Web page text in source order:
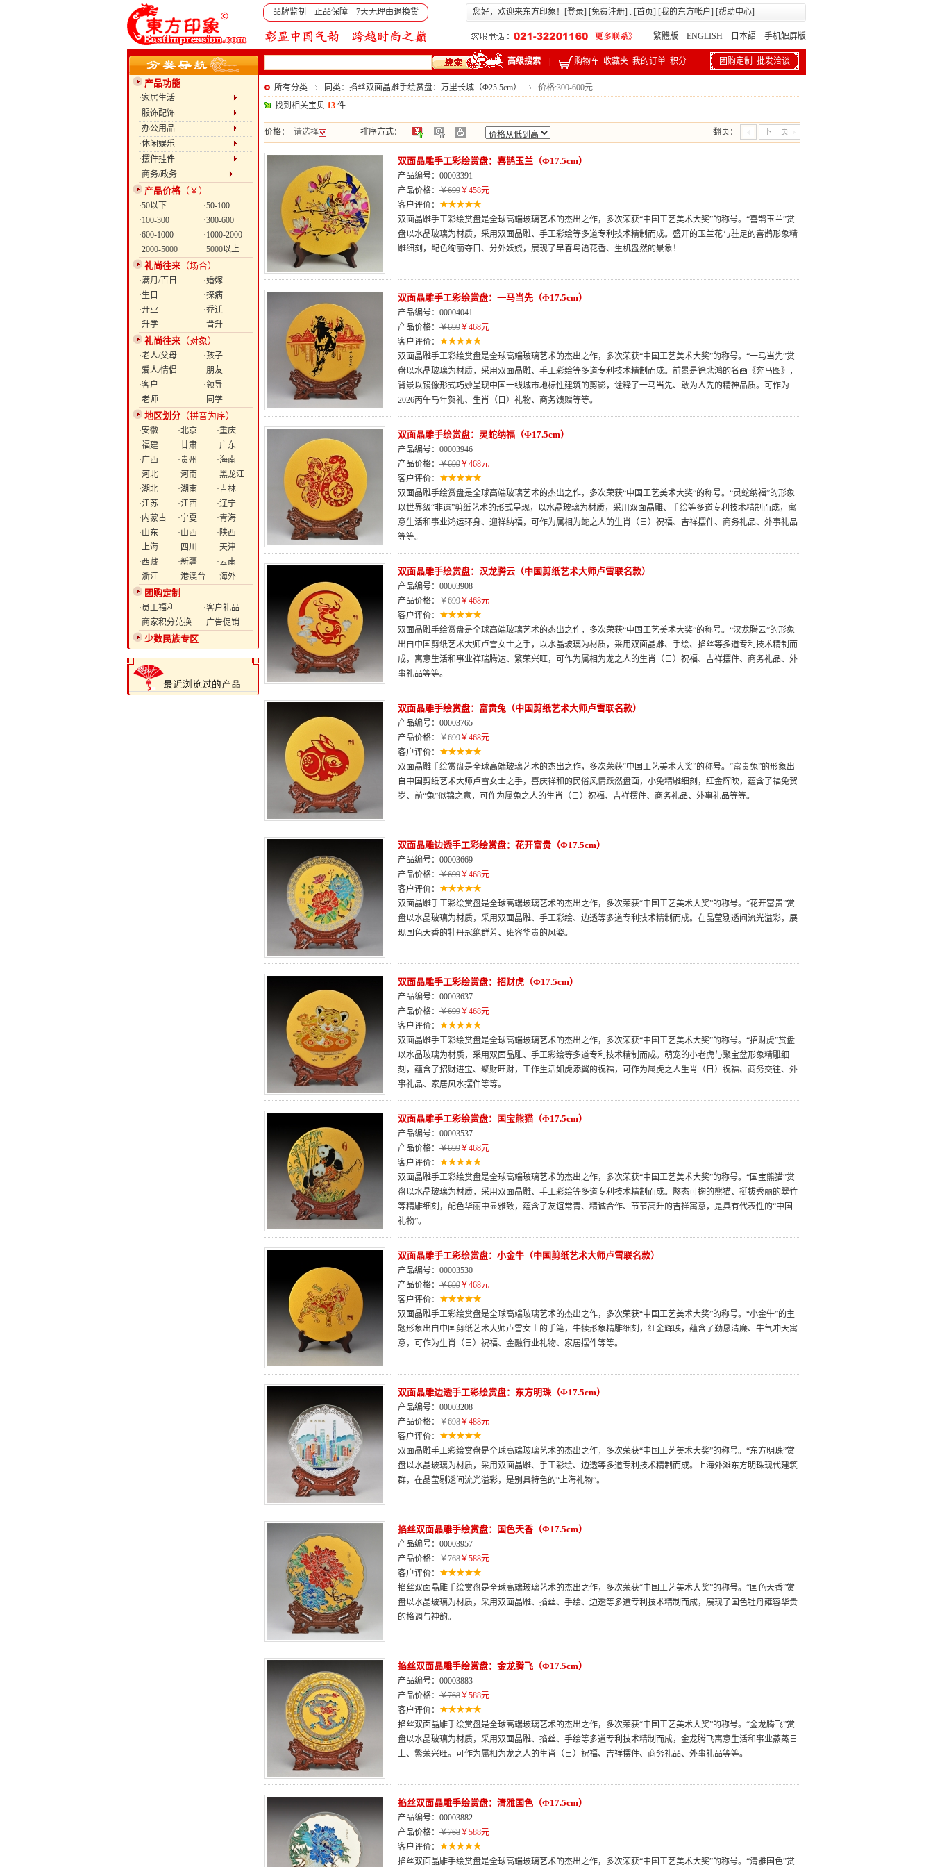
品牌监制 正品保障 7天无理由退换货 您好，欢迎来东方印象！[登录] [免费注册] . [首页] [我的东方帐户] [帮助中心]
繁體版 ENGLISH 日本語 手机触屏版
高级搜索 购物车 收藏夹 我的订单 积分 团购定制 批发洽谈
产品功能
·家居生活
·服饰配饰
·办公用品
·休闲娱乐
·摆件挂件
·商务/政务
产品价格（￥）
·50以下
·50-100
·100-300
·300-600
·600-1000
·1000-2000
·2000-5000
·5000以上
礼尚往来 （场合）
·满月/百日
·婚嫁
·生日
·探病
·开业
·乔迁
·升学
·晋升
礼尚往来 （对象）
·老人/父母
·孩子
·爱人/情侣
·朋友
·客户
·领导
·老师
·同学
地区划分 （拼音为序）
·安徽 ·北京
·重庆
·福建
·甘肃
·广东
·广西
·贵州
·海南
·河北
·河南
·黑龙江
·湖北
·湖南
·吉林
·江苏
·江西
·辽宁
·内蒙古
·宁夏
·青海
·山东
·山西
·陕西
·上海
·四川
·天津
·西藏
·新疆
·云南
·浙江
·港澳台 ·海外
团购定制
·员工福利
·客户礼品
·商家积分兑换
·广告促销
少数民族专区
所有分类 同类：掐丝双面晶雕手绘赏盘：万里长城（Φ25.5cm）
价格:300-600元
找到相关宝贝 13 件
价格： 请选择 排序方式： 翻页： 下一页
双面晶雕手工彩绘赏盘：喜鹊玉兰（Φ17.5cm）
产品编号：00003391
产品价格： ￥699￥458元
客户评价：
双面晶雕手工彩绘赏盘是全球高端玻璃艺术的杰出之作，多次荣获“中国工艺美术大奖”的称号。“喜鹊玉兰”赏
盘以水晶玻璃为材质，采用双面晶雕、手工彩绘等多道专利技术精制而成。盛开的玉兰花与驻足的喜鹊形象精
雕细刻，配色绚丽夺目、分外妖娆，展现了早春鸟语花香、生机盎然的景象！
双面晶雕手工彩绘赏盘：一马当先（Φ17.5cm）
产品编号：00004041
产品价格： ￥699￥468元
客户评价：
双面晶雕手工彩绘赏盘是全球高端玻璃艺术的杰出之作，多次荣获“中国工艺美术大奖”的称号。“一马当先”赏
盘以水晶玻璃为材质，采用双面晶雕、手工彩绘等多道专利技术精制而成。前景是徐悲鸿的名画《奔马图》，
背景以镜像形式巧妙呈现中国一线城市地标性建筑的剪影，诠释了一马当先、敢为人先的精神品质。可作为
2026丙午马年贺礼、生肖（日）礼物、商务馈赠等等。
双面晶雕手绘赏盘：灵蛇纳福（Φ17.5cm）
产品编号：00003946
产品价格： ￥699￥468元
客户评价：
双面晶雕手绘赏盘是全球高端玻璃艺术的杰出之作，多次荣获“中国工艺美术大奖”的称号。“灵蛇纳福”的形象
以世界级“非遗”剪纸艺术的形式呈现，以水晶玻璃为材质，采用双面晶雕、手绘等多道专利技术精制而成，寓
意生活和事业鸿运环身、迎祥纳福，可作为属相为蛇之人的生肖（日）祝福、吉祥摆件、商务礼品、外事礼品
等等。
双面晶雕手绘赏盘：汉龙腾云（中国剪纸艺术大师卢雪联名款）
产品编号：00003908
产品价格： ￥699￥468元
客户评价：
双面晶雕手绘赏盘是全球高端玻璃艺术的杰出之作，多次荣获“中国工艺美术大奖”的称号。“汉龙腾云”的形象
出自中国剪纸艺术大师卢雪女士之手，以水晶玻璃为材质，采用双面晶雕、手绘、掐丝等多道专利技术精制而
成，寓意生活和事业祥瑞腾达、繁荣兴旺，可作为属相为龙之人的生肖（日）祝福、吉祥摆件、商务礼品、外
事礼品等等。
双面晶雕手绘赏盘：富贵兔（中国剪纸艺术大师卢雪联名款）
产品编号：00003765
产品价格： ￥699￥468元
客户评价：
双面晶雕手绘赏盘是全球高端玻璃艺术的杰出之作，多次荣获“中国工艺美术大奖”的称号。“富贵兔”的形象出
自中国剪纸艺术大师卢雪女士之手，喜庆祥和的民俗风情跃然盘面，小兔精雕细刻，红金辉映，蕴含了福兔贺
岁、前“兔”似锦之意，可作为属兔之人的生肖（日）祝福、吉祥摆件、商务礼品、外事礼品等等。
双面晶雕边透手工彩绘赏盘：花开富贵（Φ17.5cm）
产品编号：00003669
产品价格： ￥699￥468元
客户评价：
双面晶雕手工彩绘赏盘是全球高端玻璃艺术的杰出之作，多次荣获“中国工艺美术大奖”的称号。“花开富贵”赏
盘以水晶玻璃为材质，采用双面晶雕、手工彩绘、边透等多道专利技术精制而成。在晶莹剔透间流光溢彩，展
现国色天香的牡丹冠绝群芳、雍容华贵的风姿。
双面晶雕手工彩绘赏盘：招财虎（Φ17.5cm）
产品编号：00003637
产品价格： ￥699￥468元
客户评价：
双面晶雕手工彩绘赏盘是全球高端玻璃艺术的杰出之作，多次荣获“中国工艺美术大奖”的称号。“招财虎”赏盘
以水晶玻璃为材质，采用双面晶雕、手工彩绘等多道专利技术精制而成。萌宠的小老虎与聚宝盆形象精雕细
刻，蕴含了招财进宝、聚财旺财，工作生活如虎添翼的祝福，可作为属虎之人生肖（日）祝福、商务交往、外
事礼品、家居风水摆件等等。
双面晶雕手工彩绘赏盘：国宝熊猫（Φ17.5cm）
产品编号：00003537
产品价格： ￥699￥468元
客户评价：
双面晶雕手工彩绘赏盘是全球高端玻璃艺术的杰出之作，多次荣获“中国工艺美术大奖”的称号。“国宝熊猫”赏
盘以水晶玻璃为材质，采用双面晶雕、手工彩绘等多道专利技术精制而成。憨态可掬的熊猫、挺拔秀丽的翠竹
等精雕细刻，配色华丽中显雅致，蕴含了友谊常青、精诚合作、节节高升的吉祥寓意，是具有代表性的“中国
礼物”。
双面晶雕手工彩绘赏盘：小金牛（中国剪纸艺术大师卢雪联名款）
产品编号：00003530
产品价格： ￥699￥468元
客户评价：
双面晶雕手工彩绘赏盘是全球高端玻璃艺术的杰出之作，多次荣获“中国工艺美术大奖”的称号。“小金牛”的主
题形象出自中国剪纸艺术大师卢雪女士的手笔，牛犊形象精雕细刻，红金辉映，蕴含了勤恳清廉、牛气冲天寓
意，可作为生肖（日）祝福、金融行业礼物、家居摆件等等。
双面晶雕边透手工彩绘赏盘：东方明珠（Φ17.5cm）
产品编号：00003208
产品价格： ￥698￥488元
客户评价：
双面晶雕手工彩绘赏盘是全球高端玻璃艺术的杰出之作，多次荣获“中国工艺美术大奖”的称号。“东方明珠”赏
盘以水晶玻璃为材质，采用双面晶雕、手工彩绘、边透等多道专利技术精制而成。上海外滩东方明珠现代建筑
群，在晶莹剔透间流光溢彩，是别具特色的“上海礼物”。
掐丝双面晶雕手绘赏盘：国色天香（Φ17.5cm）
产品编号：00003957
产品价格： ￥768￥588元
客户评价：
掐丝双面晶雕手绘赏盘是全球高端玻璃艺术的杰出之作，多次荣获“中国工艺美术大奖”的称号。“国色天香”赏
盘以水晶玻璃为材质，采用双面晶雕、掐丝、手绘、边透等多道专利技术精制而成，展现了国色牡丹雍容华贵
的格调与神韵。
掐丝双面晶雕手绘赏盘：金龙腾飞（Φ17.5cm）
产品编号：00003883
产品价格： ￥768￥588元
客户评价：
掐丝双面晶雕手绘赏盘是全球高端玻璃艺术的杰出之作，多次荣获“中国工艺美术大奖”的称号。“金龙腾飞”赏
盘以水晶玻璃为材质，采用双面晶雕、掐丝、手绘等多道专利技术精制而成，金龙腾飞寓意生活和事业蒸蒸日
上、繁荣兴旺。可作为属相为龙之人的生肖（日）祝福、吉祥摆件、商务礼品、外事礼品等等。
掐丝双面晶雕手绘赏盘：清雅国色（Φ17.5cm）
产品编号：00003882
产品价格： ￥768￥588元
客户评价：
掐丝双面晶雕手绘赏盘是全球高端玻璃艺术的杰出之作，多次荣获“中国工艺美术大奖”的称号。“清雅国色”赏